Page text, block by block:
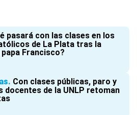
pasará con las clases en los
de La Plata tras la
Francisco?
Con clases públicas, paro y
docentes de la UNLP retoman